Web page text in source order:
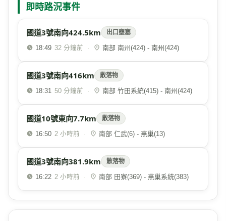
即時路況事件
國道3號南向424.5km 出口壅塞
18:49 32 分鐘前 · 南部 南州(424) - 南州(424)
國道3號南向416km 散落物
18:31 50 分鐘前 · 南部 竹田系統(415) - 南州(424)
國道10號東向7.7km 散落物
16:50 2 小時前 · 南部 仁武(6) - 燕巢(13)
國道3號南向381.9km 散落物
16:22 2 小時前 · 南部 田寮(369) - 燕巢系統(383)